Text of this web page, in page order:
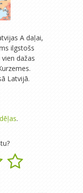
A daļai,
ilgstošs
dažas
Latvijā.
.